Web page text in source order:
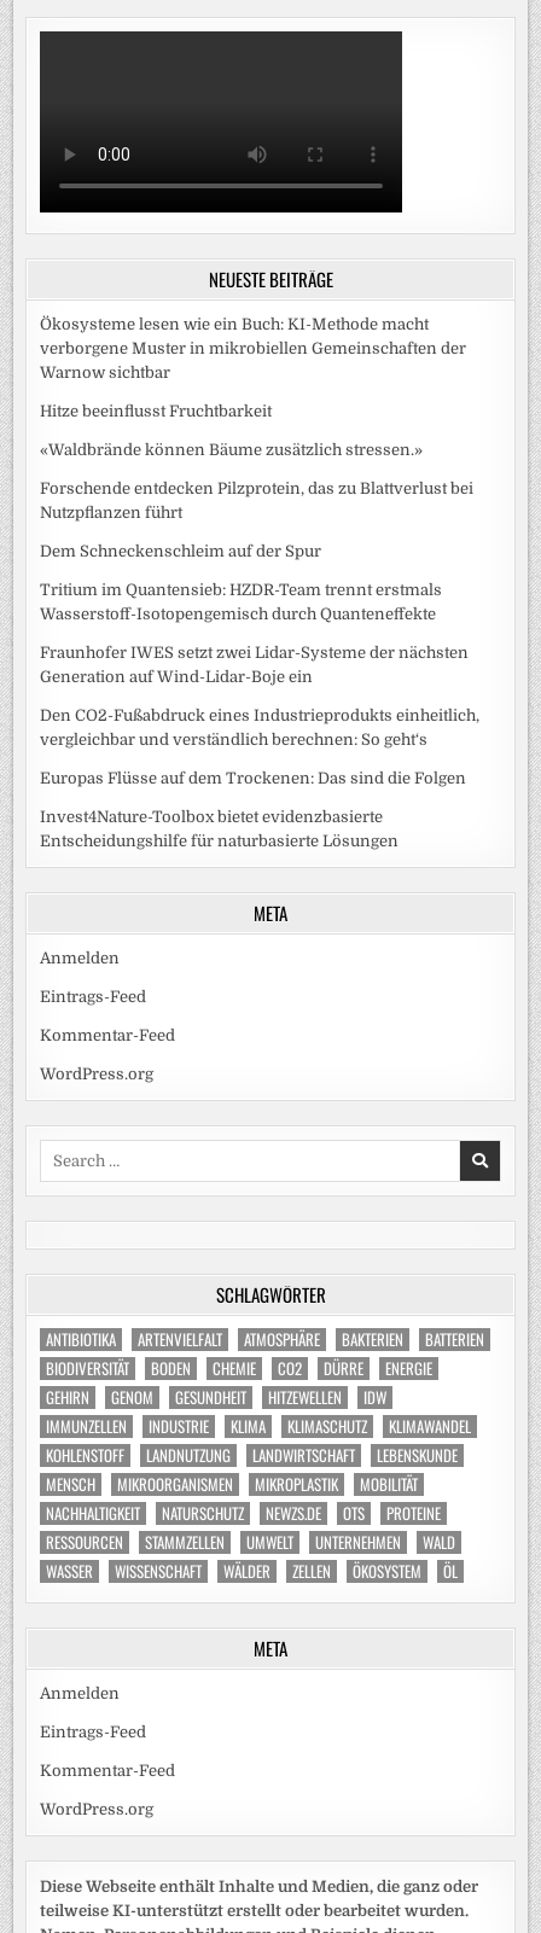
NEUESTE BEITRÄGE
Ökosysteme lesen wie ein Buch: KI-Methode macht
verborgene Muster in mikrobiellen Gemeinschaften der
Warnow sichtbar
Hitze beeinflusst Fruchtbarkeit
«Waldbrände können Bäume zusätzlich stressen.»
Forschende entdecken Pilzprotein, das zu Blattverlust bei
Nutzpflanzen führt
Dem Schneckenschleim auf der Spur
Tritium im Quantensieb: HZDR-Team trennt erstmals
Wasserstoff-Isotopengemisch durch Quanteneffekte
Fraunhofer IWES setzt zwei Lidar-Systeme der nächsten
Generation auf Wind-Lidar-Boje ein
Den CO2-Fußabdruck eines Industrieprodukts einheitlich,
vergleichbar und verständlich berechnen: So geht‘s
Europas Flüsse auf dem Trockenen: Das sind die Folgen
Invest4Nature-Toolbox bietet evidenzbasierte
Entscheidungshilfe für naturbasierte Lösungen
META
Anmelden
Eintrags-Feed
Kommentar-Feed
WordPress.org
SCHLAGWÖRTER
ANTIBIOTIKA ARTENVIELFALT ATMOSPHÄRE BAKTERIEN
BATTERIEN
BIODIVERSITÄT
BODEN CHEMIE CO2 DÜRRE
ENERGIE
GEHIRN
GENOM GESUNDHEIT HITZEWELLEN
IDW
IMMUNZELLEN
INDUSTRIE KLIMA KLIMASCHUTZ
KLIMAWANDEL
KOHLENSTOFF
LANDNUTZUNG LANDWIRTSCHAFT
LEBENSKUNDE
MENSCH
MIKROORGANISMEN MIKROPLASTIK
MOBILITÄT
NACHHALTIGKEIT
NATURSCHUTZ NEWZS.DE OTS
PROTEINE
RESSOURCEN
STAMMZELLEN UMWELT UNTERNEHMEN
WALD
WASSER
WISSENSCHAFT WÄLDER ZELLEN ÖKOSYSTEM ÖL
META
Anmelden
Eintrags-Feed
Kommentar-Feed
WordPress.org
Diese Webseite enthält Inhalte und Medien, die ganz oder
teilweise KI-unterstützt erstellt oder bearbeitet wurden.